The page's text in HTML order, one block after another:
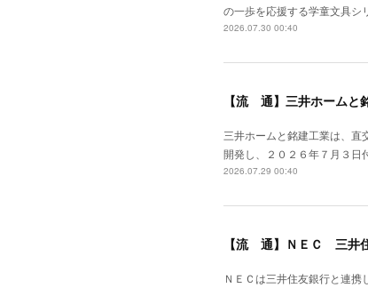
の一歩を応援する学童文具
2026.07.30 00:40
【流 通】三井ホームと
三井ホームと銘建工業は、
開発し、２０２６年７月３
2026.07.29 00:40
【流 通】ＮＥＣ 三井
ＮＥＣは三井住友銀行と連